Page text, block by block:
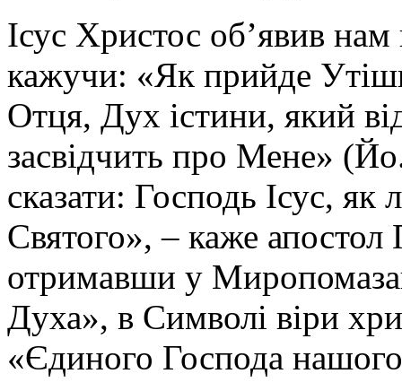
Ісус Христос об’явив
кажучи: «Як прийде
Отця, Дух істини, який
засвідчить про Мене»
сказати: Господь Ісус,
Святого», – каже
отримавши у
Духа», в Символі віри
«Єдиного Господа